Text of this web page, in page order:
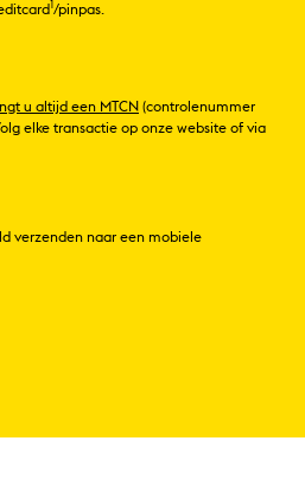
/pinpas.
u altijd een MTCN (controlenummer
elke transactie op onze website of via
verzenden naar een mobiele